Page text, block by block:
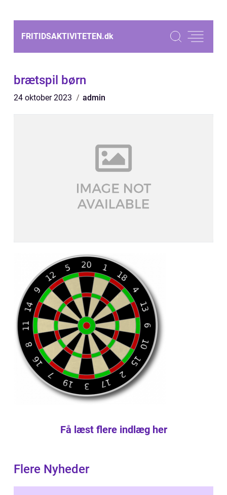
FRITIDSAKTIVITETEN.dk
brætspil børn
24 oktober 2023 admin
Få læst flere indlæg her
Flere Nyheder